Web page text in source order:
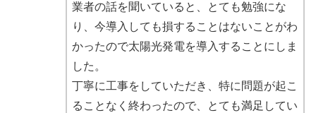
業者の話を聞いていると、とても勉強にな
り、今導入しても損することはないことがわ
かったので太陽光発電を導入することにしま
した。
丁寧に工事をしていただき、特に問題が起こ
ることなく終わったので、とても満足してい